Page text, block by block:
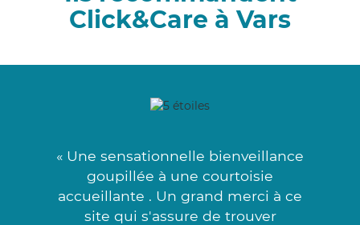
Click&Care à Vars
« Une sensationnelle bienveillance
goupillée à une courtoisie
accueillante . Un grand merci à ce
site qui s'assure de trouver